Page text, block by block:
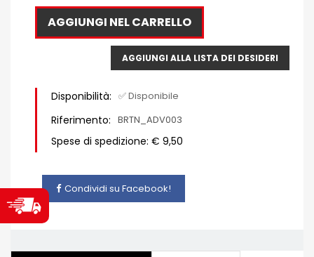
AGGIUNGI NEL CARRELLO
AGGIUNGI ALLA LISTA DEI DESIDERI
Disponibilità: ✅ Disponibile
Riferimento: BRTN_ADV003
Spese di spedizione: € 9,50
Condividi su Facebook!